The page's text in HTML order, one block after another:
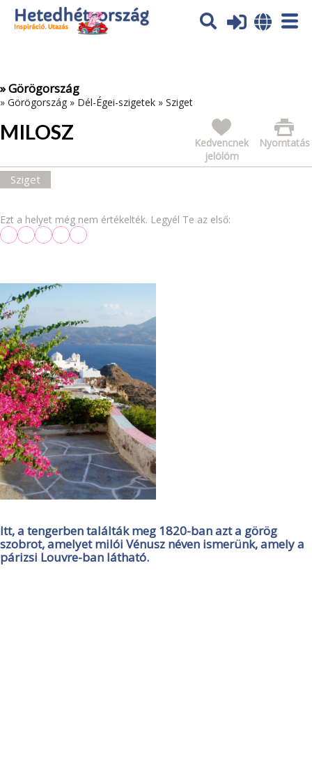
Az oldal sütiket (cookies) használ. További tájékoztatás itt:
Adatvédelmi tájékoztató
» Görögország
» Görögország » Dél-Égei-szigetek » Sziget
MILOSZ Nyomtatás
Kedvencnek
jelölöm
Sziget
Ezt a helyet még nem értékelték. Legyél Te az első:
Itt, a tengerben találták meg 1820-ban azt a görög
szobrot, amelyet milói Vénusz néven ismerünk, amely a
párizsi Louvre-ban látható.